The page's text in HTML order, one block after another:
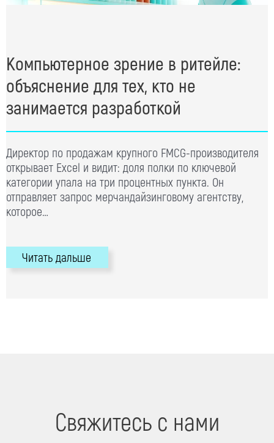
Компьютерное зрение в ритейле:
объяснение для тех, кто не
занимается разработкой
Директор по продажам крупного FMCG-производителя
открывает Excel и видит: доля полки по ключевой
категории упала на три процентных пункта. Он
отправляет запрос мерчандайзинговому агентству,
которое…
Читать дальше
Свяжитесь с нами